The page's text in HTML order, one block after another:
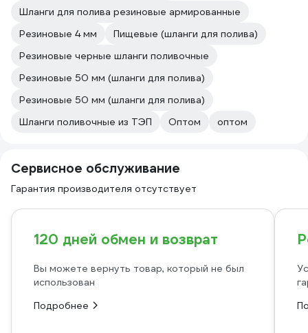
Шланги для полива резиновые армированные
Резиновые 4 мм
Пищевые (шланги для полива)
Резиновые черные шланги поливочные
Резиновые 50 мм (шланги для полива)
Резиновые 50 мм (шланги для полива)
Шланги поливочные из ТЭП
Оптом оптом
Сервисное обслуживание
Гарантия производителя отсутствует
120 дней обмен и возврат
Вы можете вернуть товар, который не был
использован
Подробнее